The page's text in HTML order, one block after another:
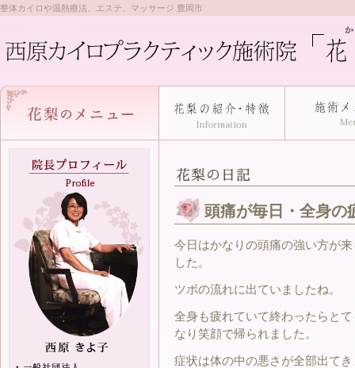
整体カイロや温熱療法、エステ、マッサージ 豊岡市
頭痛が毎日・全身の
今日はかなりの頭痛の強い方が
した。
ツボの流れに出ていましたね。
全身も疲れていて終わったらと
なり笑顔で帰られました。
症状は体の中の悪さが全部出て